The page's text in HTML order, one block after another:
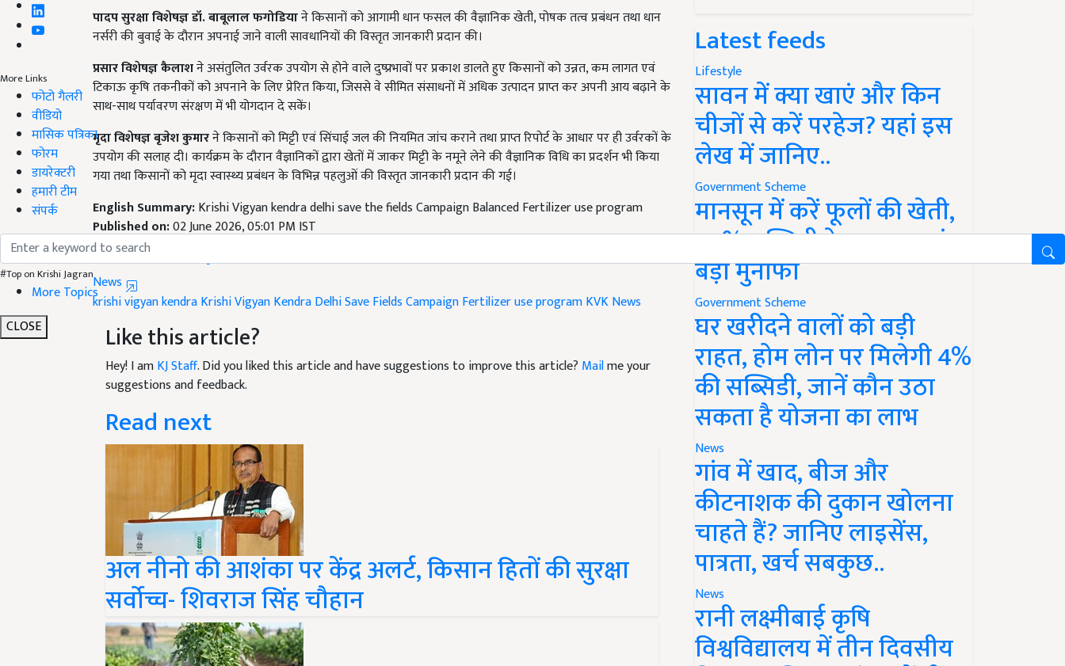
More Links
फोटो गैलरी
वीडियो
मासिक पत्रिका
फोरम
डायरेक्टरी
हमारी टीम
संपर्क
#Top on Krishi Jagran
More Topics
CLOSE
पादप सुरक्षा विशेषज्ञ डॉ. बाबूलाल फगोडियाने किसानों को आगामी धान फसल की वैज्ञानिक खेती, पोषक तत्व प्रबंधन तथा धान
नर्सरी की बुवाई के दौरान अपनाई जाने वाली सावधानियों की विस्तृत जानकारी प्रदान की।
प्रसार विशेषज्ञ कैलाशने असंतुलित उर्वरक उपयोग से होने वाले दुष्प्रभावों पर प्रकाश डालते हुए किसानों को उन्नत, कम लागत एवं
टिकाऊ कृषि तकनीकों को अपनाने के लिए प्रेरित किया, जिससे वे सीमित संसाधनों में अधिक उत्पादन प्राप्त कर अपनी आय बढ़ाने के
साथ-साथ पर्यावरण संरक्षण में भी योगदान दे सकें।
मृदा विशेषज्ञ बृजेश कुमारने किसानों को मिट्टी एवं सिंचाई जल की नियमित जांच कराने तथा प्राप्त रिपोर्ट के आधार पर ही उर्वरकों के
उपयोग की सलाह दी। कार्यक्रम के दौरान वैज्ञानिकों द्वारा खेतों में जाकर मिट्टी के नमूने लेने की वैज्ञानिक विधि का प्रदर्शन भी किया
गया तथा किसानों को मृदा स्वास्थ्य प्रबंधन के विभिन्न पहलुओं की विस्तृत जानकारी प्रदान की गई।
English Summary:Krishi Vigyan kendra delhi save the fields Campaign Balanced Fertilizer use program
Published on:02 June 2026, 05:01 PM IST
Related Topics
News
krishi vigyan kendraKrishi Vigyan Kendra DelhiSave Fields CampaignFertilizer use programKVK News
Like this article?
Hey! I amKJ Staff. Did you liked this article and have suggestions to improve this article? Mailme your
suggestions and feedback.
Read next
अल नीनो की आशंका पर केंद्र अलर्ट, किसान हितों की सुरक्षा
सर्वोच्च- शिवराज सिंह चौहान
Latest feeds
Lifestyle
सावन में क्या खाएं और किन
चीजों से करें परहेज? यहां इस
लेख में जानिए..
Government Scheme
मानसून में करें फूलों की खेती,
50% सब्सिडी के साथ कमाएं
बड़ा मुनाफा
Government Scheme
घर खरीदने वालों को बड़ी
राहत, होम लोन पर मिलेगी 4%
की सब्सिडी, जानें कौन उठा
सकता है योजना का लाभ
News
गांव में खाद, बीज और
कीटनाशक की दुकान खोलना
चाहते हैं? जानिए लाइसेंस,
पात्रता, खर्च सबकुछ..
News
रानी लक्ष्मीबाई कृषि
विश्वविद्यालय में तीन दिवसीय